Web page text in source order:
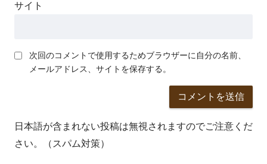
サイト
次回のコメントで使用するためブラウザーに自分の名前、
メールアドレス、サイトを保存する。
日本語が含まれない投稿は無視されますのでご注意くだ
さい。（スパム対策）